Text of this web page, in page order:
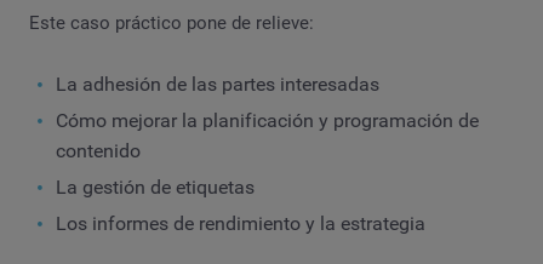
Este caso práctico pone de relieve:
La adhesión de las partes interesadas
Cómo mejorar la planificación y programación de
contenido
La gestión de etiquetas
Los informes de rendimiento y la estrategia